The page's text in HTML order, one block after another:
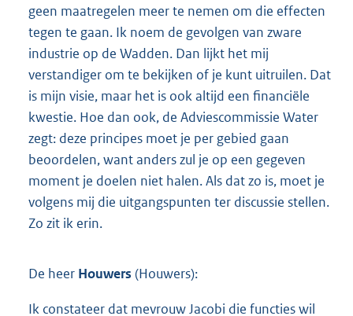
geen maatregelen meer te nemen om die effecten
tegen te gaan. Ik noem de gevolgen van zware
industrie op de Wadden. Dan lijkt het mij
verstandiger om te bekijken of je kunt uitruilen. Dat
is mijn visie, maar het is ook altijd een financiële
kwestie. Hoe dan ook, de Adviescommissie Water
zegt: deze principes moet je per gebied gaan
beoordelen, want anders zul je op een gegeven
moment je doelen niet halen. Als dat zo is, moet je
volgens mij die uitgangspunten ter discussie stellen.
Zo zit ik erin.
De heer Houwers (Houwers):
Ik constateer dat mevrouw Jacobi die functies wil